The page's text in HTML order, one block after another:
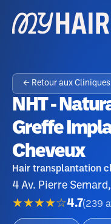
← Retour aux Cliniques
NHT -
Greffe
Cheveux
Hair transplantation
4 Av. Pierre
★★★★☆4.7(239